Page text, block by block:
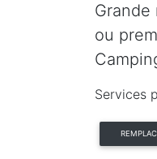
Grande
ou
Services